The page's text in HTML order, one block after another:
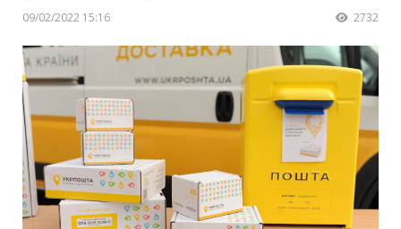
09/02/2022 15:16 2732